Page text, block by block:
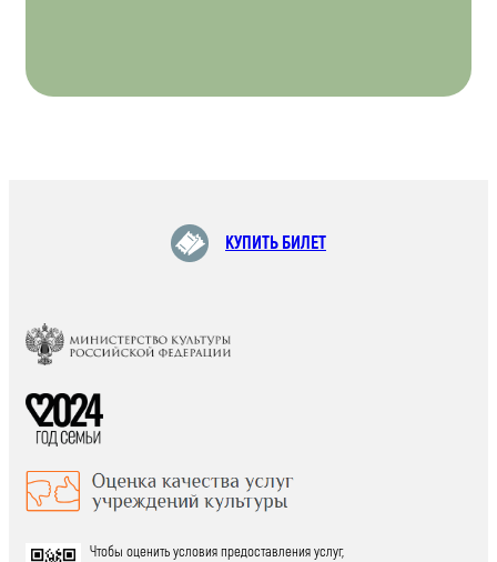
КУПИТЬ БИЛЕТ
Чтобы оценить условия предоставления услуг,